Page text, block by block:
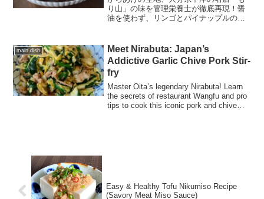
り山」の味を管理栄養士が徹底再現！醤
油を使わず、リンゴとパイナップルの酵
「衣の黄金比」やレモンの栄養学的メリ
ットも解説します。
main dish
Meet Nirabuta: Japan’s
Addictive Garlic Chive Pork Stir-
fry
Master Oita’s legendary Nirabuta! Learn
the secrets of restaurant Wangfu and pro
tips to cook this iconic pork and chive
Easy & Healthy Tofu Nikumiso Recipe
(Savory Meat Miso Sauce)